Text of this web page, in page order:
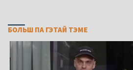
БОЛЬШ ПА ГЭТАЙ ТЭМЕ